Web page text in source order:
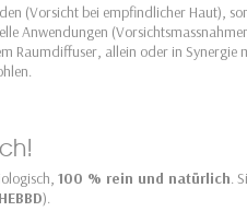
(Vorsicht bei empfindlicher Haut),
Anwendungen
Raumdiffuser, allein oder in Synergie
100 % rein und natürlich.
HEBBD).